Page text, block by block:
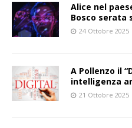
Alice nel
Bosco serata
24 Ottobre 2025
A Pollenzo il
intelligenza
21 Ottobre 2025